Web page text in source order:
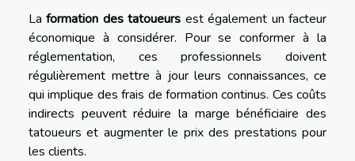
Laformation des tatoueurs est également un facteur
économique à considérer. Pour se conformer à la
réglementation, ces professionnels doivent
régulièrement mettre à jour leurs connaissances, ce
qui implique des frais de formation continus. Ces coûts
indirects peuvent réduire la marge bénéficiaire des
tatoueurs et augmenter le prix des prestations pour
les clients.